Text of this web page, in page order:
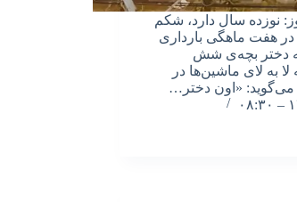
نوزده سال دارد، شکم
هفت ماهگی بارداری
دختر بچه‌ی شش
به لای ماشین‌ها در
«اون دختر…